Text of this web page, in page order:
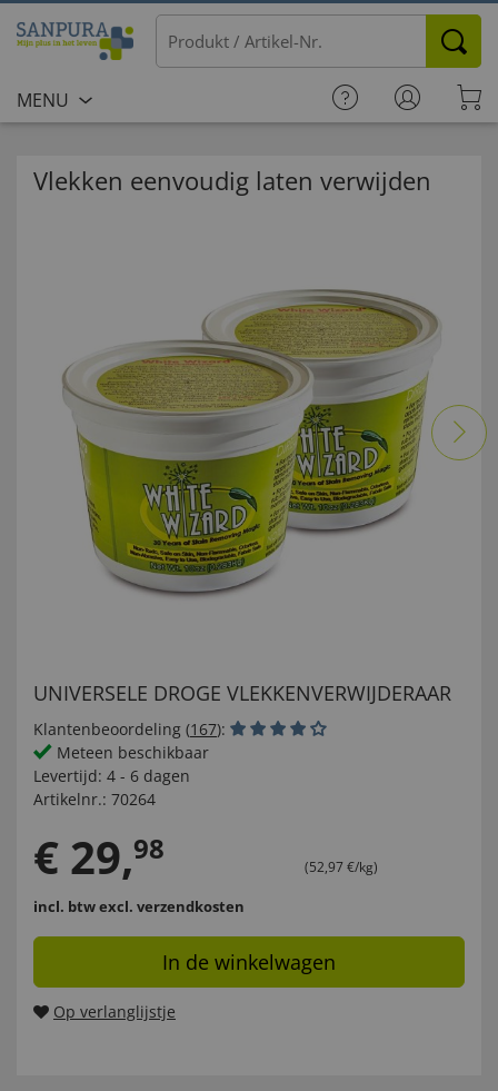
MENU
Vlekken eenvoudig laten verwijden
UNIVERSELE DROGE VLEKKENVERWIJDERAAR
Klantenbeoordeling (167):
Meteen beschikbaar
Levertijd: 4 - 6 dagen
Artikelnr.: 70264
€ 29,98
(52,97 €/kg)
incl. btwexcl. verzendkosten
In de winkelwagen
Op verlanglijstje